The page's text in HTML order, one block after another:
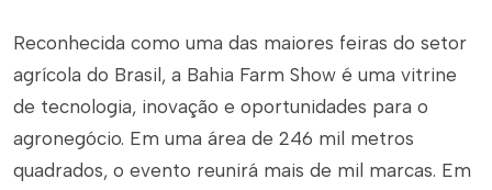
Reconhecida como uma das maiores feiras do setor
agrícola do Brasil, a Bahia Farm Show é uma vitrine
de tecnologia, inovação e oportunidades para o
agronegócio. Em uma área de 246 mil metros
quadrados, o evento reunirá mais de mil marcas. Em